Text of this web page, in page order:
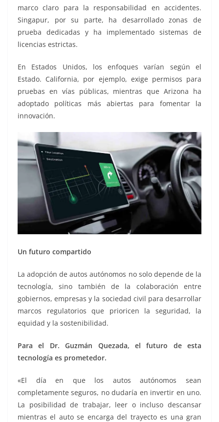
marco claro para la responsabilidad en accidentes.
Singapur, por su parte, ha desarrollado zonas de
prueba dedicadas y ha implementado sistemas de
licencias estrictas.
En Estados Unidos, los enfoques varían según el
Estado. California, por ejemplo, exige permisos para
pruebas en vías públicas, mientras que Arizona ha
adoptado políticas más abiertas para fomentar la
innovación.
Un futuro compartido
La adopción de autos autónomos no solo depende de la
tecnología, sino también de la colaboración entre
gobiernos, empresas y la sociedad civil para desarrollar
marcos regulatorios que prioricen la seguridad, la
equidad y la sostenibilidad.
Para el Dr. Guzmán Quezada, el futuro de esta
tecnología es prometedor.
«El día en que los autos autónomos sean
completamente seguros, no dudaría en invertir en uno.
La posibilidad de trabajar, leer o incluso descansar
mientras el auto se encarga del trayecto es una gran